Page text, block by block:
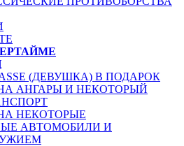
(ДЕВУШКА) В ПОДАРОК
АНГАРЫ И НЕКОТОРЫЙ
НЕКОТОРЫЕ
АВТОМОБИЛИ И